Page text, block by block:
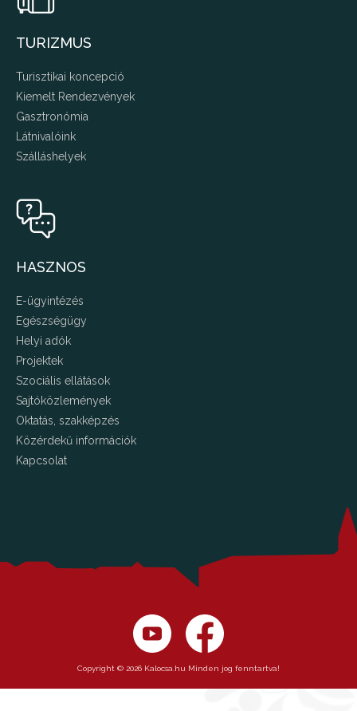
TURIZMUS
Turisztikai koncepció
Kiemelt Rendezvények
Gasztronómia
Látnivalóink
Szálláshelyek
HASZNOS
E-ügyintézés
Egészségügy
Helyi adók
Projektek
Szociális ellátások
Sajtóközlemények
Oktatás, szakképzés
Közérdekű információk
Kapcsolat
Copyright © 2026 Kalocsa.hu Minden jog fenntartva!